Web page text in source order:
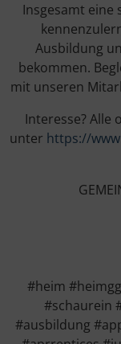
Insgesamt eine
Ausbildung
bekommen.
mit unseren
Interesse? Alle
unter https://
#heim
#schaurein
#ausbildung